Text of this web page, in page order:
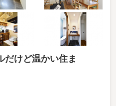
だけど温かい住ま